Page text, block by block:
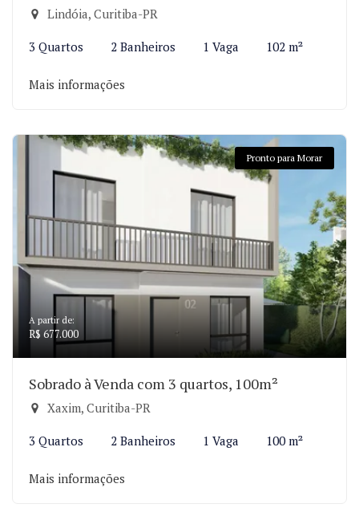
Lindóia, Curitiba-PR
3 Quartos 2 Banheiros 1 Vaga 102 m²
Mais informações
Pronto para Morar
A partir de:
R$ 677.000
Sobrado à Venda com 3 quartos, 100m²
Xaxim, Curitiba-PR
3 Quartos 2 Banheiros 1 Vaga 100 m²
Mais informações